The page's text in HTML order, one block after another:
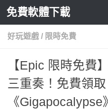
Skip to content
免費軟體下載
好玩遊戲 / 限時免費
【Epic 限時免費
三重奏！免費領
《